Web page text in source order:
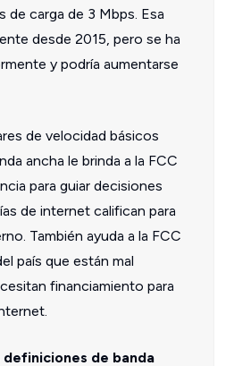
de carga de 3 Mbps. Esa
desde 2015, pero se ha
y podría aumentarse
de velocidad básicos
ancha le brinda a la FCC
para guiar decisiones
de internet califican para
También ayuda a la FCC
país que están mal
financiamiento para
de banda